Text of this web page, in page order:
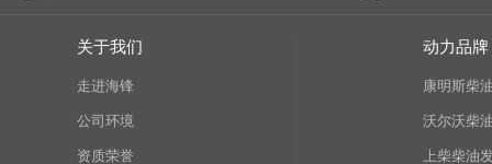
关于我们
走进海锋
公司环境
资质荣誉
动力品牌
康明斯柴
沃尔沃柴
上柴柴油